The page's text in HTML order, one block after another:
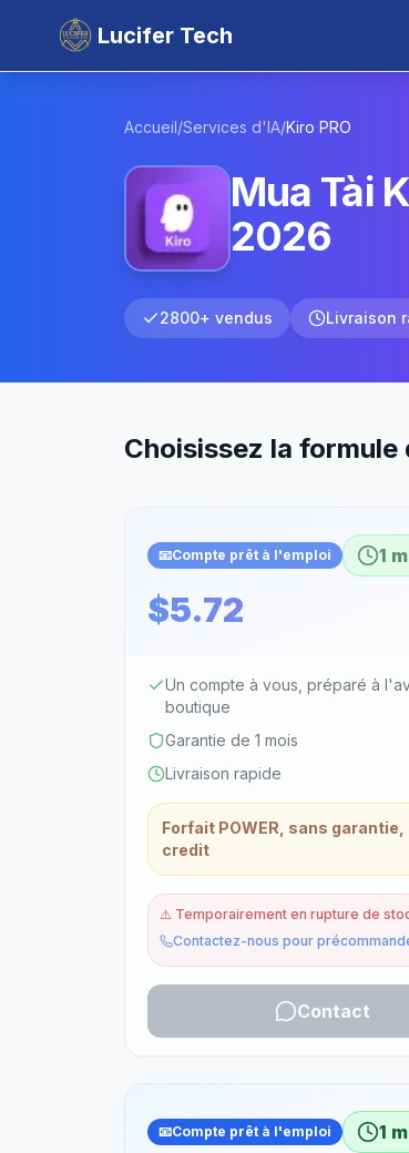
Lucifer Tech
Accueil/Services d'IA/Kiro PRO
Mua Tài
2026
2800+ vendus Livraison
Choisissez la
📧Compte prêt à l'emploi 1
$5.72
Un compte à vous, préparé à
boutique
Garantie de 1 mois
Livraison rapide
Forfait POWER, sans garantie,
credit
⚠️ Temporairement en rupture de
Contactez-nous pour
Contact
📧Compte prêt à l'emploi 1